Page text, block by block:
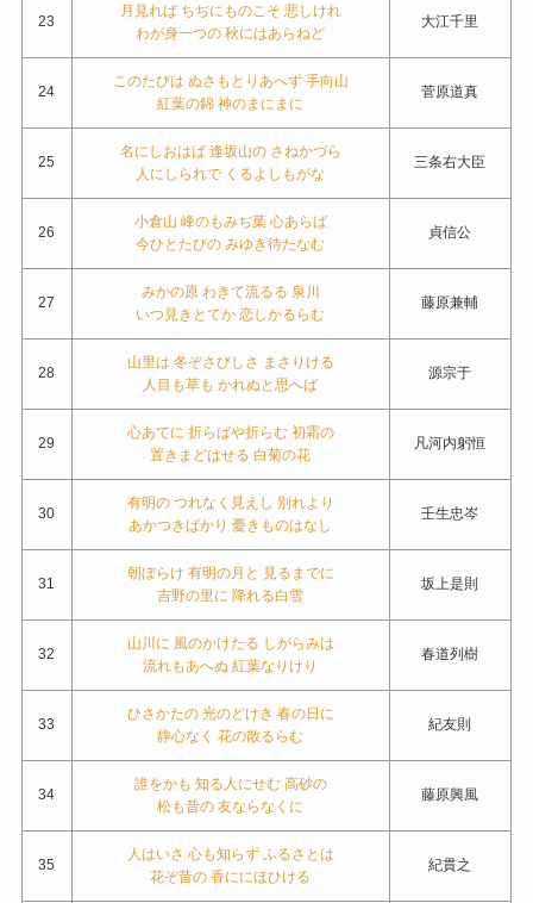
23
月見れば ちぢにものこそ 悲しけれ
わが身一つの 秋にはあらねど
大江千里
24
このたびは ぬさもとりあへず 手向山
紅葉の錦 神のまにまに
菅原道真
25
名にしおはば 逢坂山の さねかづら
人にしられで くるよしもがな
三条右大臣
26
小倉山 峰のもみぢ葉 心あらば
今ひとたびの みゆき待たなむ
貞信公
27
みかの原 わきて流るる 泉川
いつ見きとてか 恋しかるらむ
藤原兼輔
28
山里は 冬ぞさびしさ まさりける
人目も草も かれぬと思へば
源宗于
29
心あてに 折らばや折らむ 初霜の
置きまどはせる 白菊の花
凡河内躬恒
30
有明の つれなく見えし 別れより
あかつきばかり 憂きものはなし
壬生忠岑
31
朝ぼらけ 有明の月と 見るまでに
吉野の里に 降れる白雪
坂上是則
32
山川に 風のかけたる しがらみは
流れもあへぬ 紅葉なりけり
春道列樹
33
ひさかたの 光のどけき 春の日に
静心なく 花の散るらむ
紀友則
34
誰をかも 知る人にせむ 高砂の
松も昔の 友ならなくに
藤原興風
35
人はいさ 心も知らず ふるさとは
花ぞ昔の 香ににほひける
紀貫之